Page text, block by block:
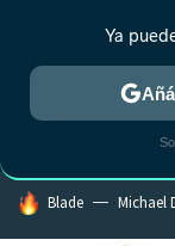
HOY SE HABLA DE
Blade Michael
Ya